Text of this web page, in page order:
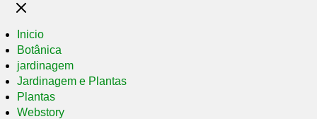
Inicio
Botânica
jardinagem
Jardinagem e Plantas
Plantas
Webstory